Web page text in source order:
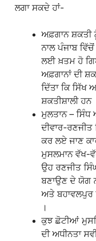
ਲਗਾ ਸਕਦੇ ਹਾਂ-
ਅਫ਼ਗਾਨ ਸ਼ਕਤੀ
ਨਾਲ ਪੰਜਾਬ
ਲਈ ਖ਼ਤਮ ਹੋ
ਅਫ਼ਗਾਨਾਂ ਦੀ
ਦਿੱਤਾ ਕਿ ਸਿੱਖ
ਸ਼ਕਤੀਸ਼ਾਲੀ ਹਨ
ਮੁਲਤਾਨ –
ਦੀਵਾਰ-
ਕਰ ਲਏ ਜਾਣ
ਮੁਸਲਮਾਨ ਵੱਖ-
ਉਹ ਰਣਜੀਤ
ਬਣਾਉਣ ਦੇ ਯੋਗ
ਅਤੇ ਬਹਾਵਲਪੁਰ
।
ਕੁਝ ਛੋਟੀਆਂ
ਦੀ ਅਧੀਨਤਾ